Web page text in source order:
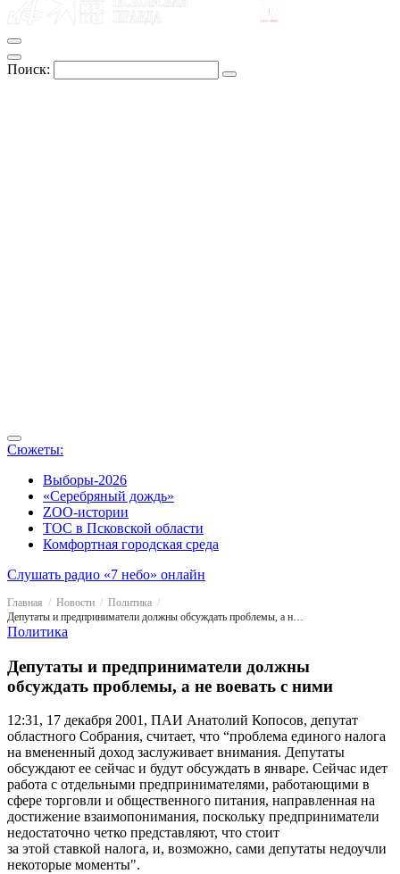
Поиск:
Сюжеты:
Выборы-2026
«Серебряный дождь»
ZOO-истории
ТОС в Псковской области
Комфортная городская среда
Слушать радио «7 небо» онлайн
Главная Новости
Политика
Депутаты и предприниматели должны обсуждать проблемы, а не воевать с ними
Политика
Депутаты и предприниматели должны
обсуждать проблемы, а не воевать с ними
12:31, 17 декабря 2001, ПАИ Анатолий Копосов, депутат
областного Собрания, считает, что “проблема единого налога
на вмененный доход заслуживает внимания. Депутаты
обсуждают ее сейчас и будут обсуждать в январе. Сейчас идет
работа с отдельными предпринимателями, работающими в
сфере торговли и общественного питания, направленная на
достижение взаимопонимания, поскольку предприниматели
недостаточно четко представляют, что стоит
за этой ставкой налога, и, возможно, сами депутаты недоучли
некоторые моменты".